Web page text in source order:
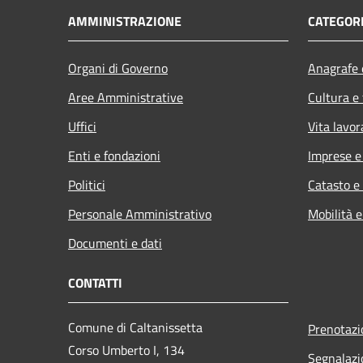
AMMINISTRAZIONE
Organi di Governo
Aree Amministrative
Uffici
Enti e fondazioni
Politici
Personale Amministrativo
Documenti e dati
Cultura
Vita
Imprese
Catasto
Mobilità
CONTATTI
Comune di Caltanissetta
Corso Umberto I, 134